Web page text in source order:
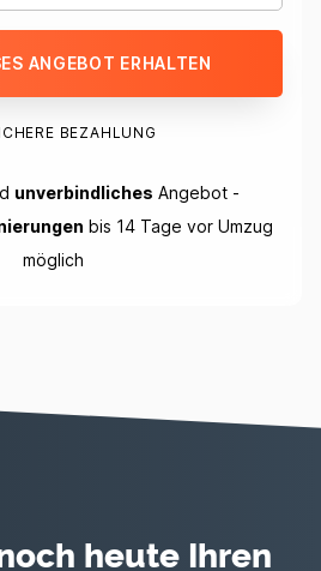
ANGEBOT ERHALTEN
BEZAHLUNG
unverbindliches Angebot -
bis 14 Tage vor Umzug
möglich
heute Ihren